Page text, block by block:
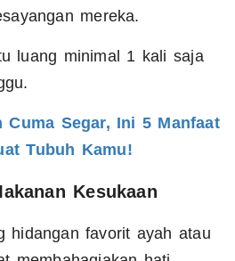
mereka.
luang minimal 1 kali saja
Cuma Segar, Ini 5 Manfaat
Tubuh Kamu!
Kesukaan
hidangan favorit ayah atau